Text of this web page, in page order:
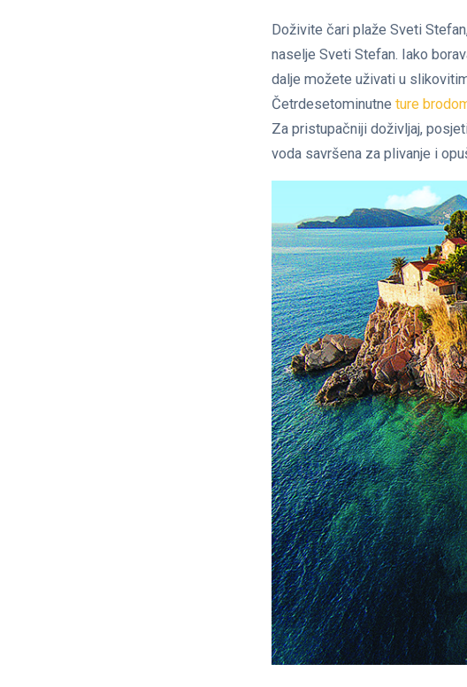
Doživite čari plaže Sveti
naselje Sveti Stefan. Iako
dalje možete uživati u
Četrdesetominutne ture
Za pristupačniji doživljaj,
voda savršena za plivanje i